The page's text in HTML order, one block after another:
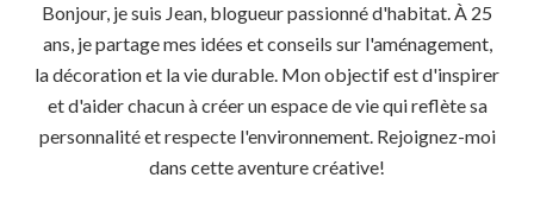
Bonjour, je suis Jean, blogueur passionné d'habitat. À 25
ans, je partage mes idées et conseils sur l'aménagement,
la décoration et la vie durable. Mon objectif est d'inspirer
et d'aider chacun à créer un espace de vie qui reflète sa
personnalité et respecte l'environnement. Rejoignez-moi
dans cette aventure créative!